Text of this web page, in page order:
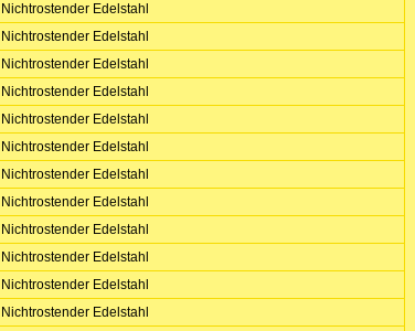
Nichtrostender Edelstahl
Nichtrostender Edelstahl
Nichtrostender Edelstahl
Nichtrostender Edelstahl
Nichtrostender Edelstahl
Nichtrostender Edelstahl
Nichtrostender Edelstahl
Nichtrostender Edelstahl
Nichtrostender Edelstahl
Nichtrostender Edelstahl
Nichtrostender Edelstahl
Nichtrostender Edelstahl